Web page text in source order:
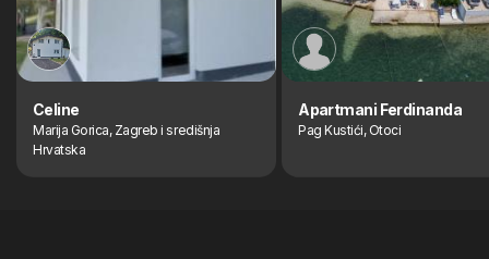
Celine
Marija Gorica, Zagreb i središnja
Hrvatska
Apartmani Ferdinanda
Pag Kustići, Otoci